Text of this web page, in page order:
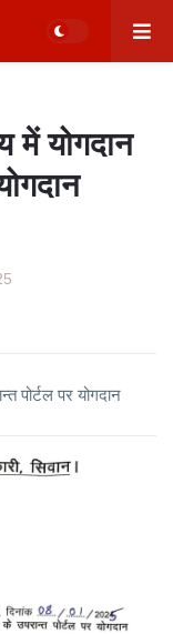
में योगदान
पोर्टल पर योगदान